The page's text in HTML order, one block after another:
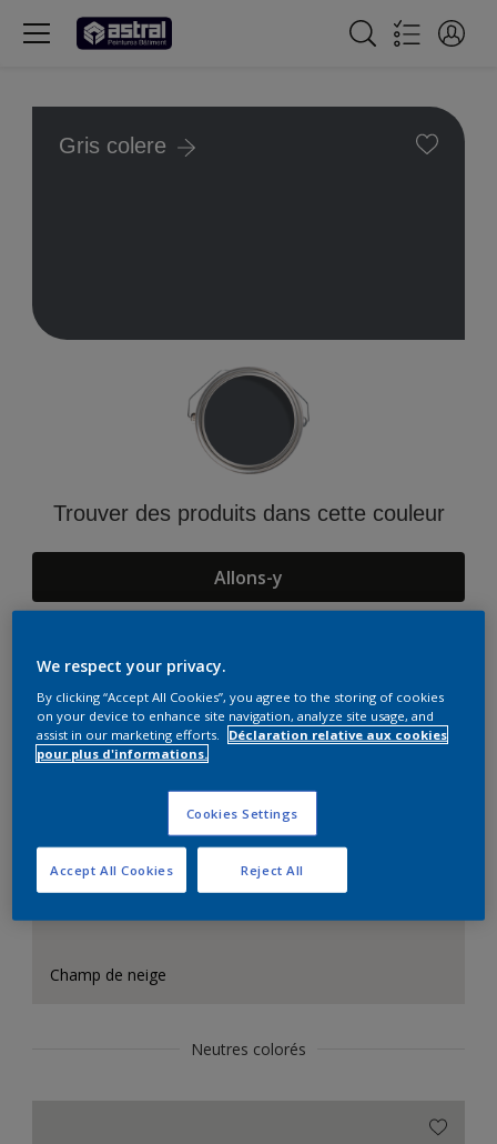
Gris colere
Trouver des produits dans cette couleur
Allons-y
Suggestions d'Harmonies
Champ de neige
Neutres colorés
We respect your privacy.
By clicking “Accept All Cookies”, you agree to the storing of cookies
on your device to enhance site navigation, analyze site usage, and
assist in our marketing efforts.
Déclaration relative aux cookies
pour plus d'informations.
Cookies Settings
Reject All
Accept All Cookies